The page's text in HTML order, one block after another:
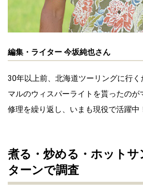
編集・ライター 今坂純也さん
30年以上前、北海道ツーリングに行く
マルのウィスパーライトを貰ったのが
修理を繰り返し、いまも現役で活躍中
煮る・炒める・ホット
ターンで調査